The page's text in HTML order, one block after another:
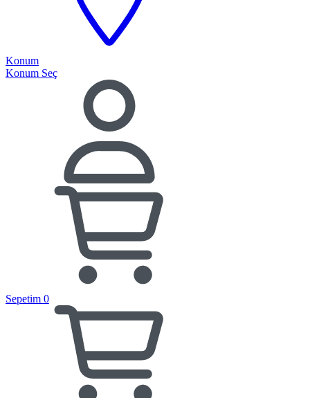
Konum
Konum Seç
Sepetim 0